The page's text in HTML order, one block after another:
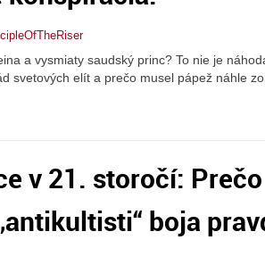
a vysmiaty saudský princ? To nie je
svetových elít a prečo musel pápež náhle
v 21. storočí:
boja